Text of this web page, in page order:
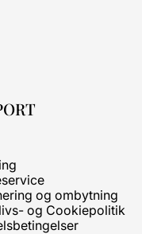
og ombytning
og Cookiepolitik